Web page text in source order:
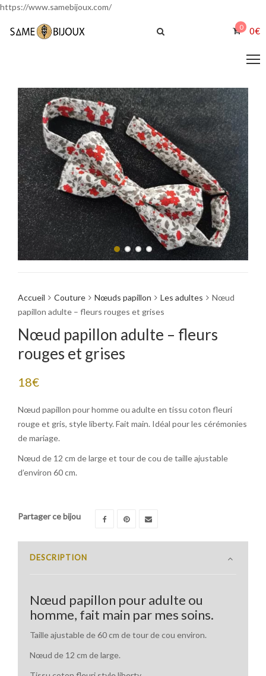
https://www.samebijoux.com/
0 0€
Accueil Couture Nœuds papillon Les adultes
Nœud
papillon adulte – fleurs rouges et grises
Nœud papillon adulte – fleurs
rouges et grises
18€
Nœud papillon pour homme ou adulte en tissu coton fleuri
rouge et gris, style liberty. Fait main. Idéal pour les cérémonies
de mariage.
Nœud de 12 cm de large et tour de cou de taille ajustable
d’environ 60 cm.
Partager ce bijou
DESCRIPTION
Nœud papillon pour adulte ou
homme, fait main par mes soins.
Taille ajustable de 60 cm de tour de cou environ.
Nœud de 12 cm de large.